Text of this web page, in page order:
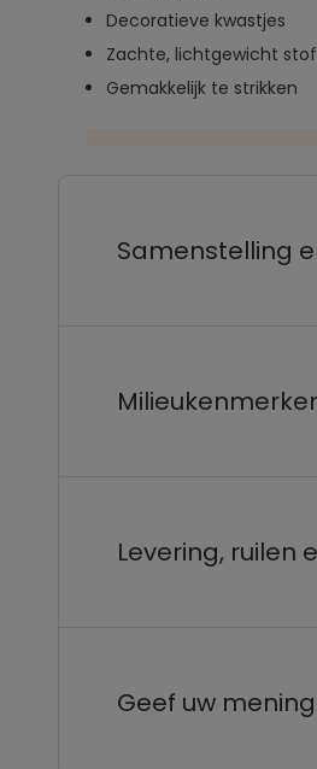
Decoratieve kwastjes
Zachte, lichtgewicht stof
Gemakkelijk te strikken
Samenstelling
Levering, ruilen
Geef uw